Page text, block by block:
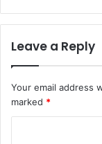
Leave a Reply
Your email address
marked *